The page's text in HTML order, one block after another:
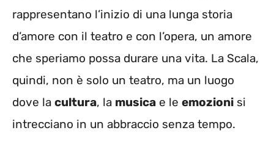
rappresentano l’inizio di una lunga storia
d’amore con il teatro e con l’opera, un amore
che speriamo possa durare una vita. La Scala,
quindi, non è solo un teatro, ma un luogo
dove la cultura, la musica e le emozioni si
intrecciano in un abbraccio senza tempo.